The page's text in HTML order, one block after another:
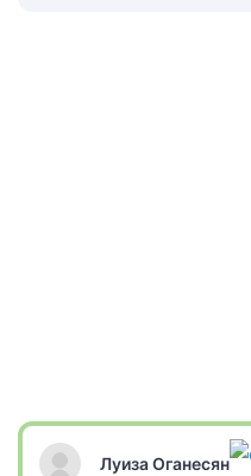
Луиза Оганесян